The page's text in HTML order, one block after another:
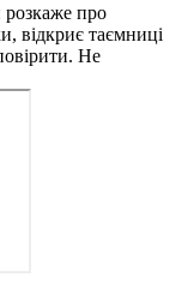
розкаже про
відкриє таємниці
Не